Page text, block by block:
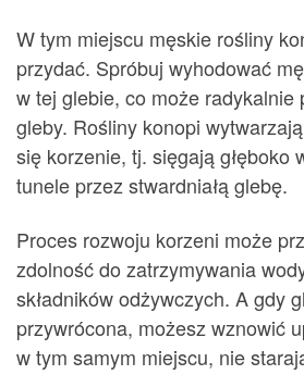
W tym miejscu męskie rośliny
przydać. Spróbuj wyhodować
w tej glebie, co może radykalnie
gleby. Rośliny konopi
się korzenie, tj. sięgają głęboko
tunele przez stwardniałą glebę.
Proces rozwoju korzeni może
zdolność do zatrzymywania
składników odżywczych. A gdy
przywrócona, możesz wznowić
w tym samym miejscu, nie